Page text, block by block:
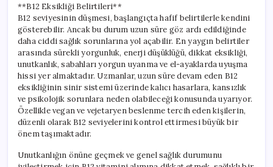
**B12 Eksikliği Belirtileri**
B12 seviyesinin düşmesi, başlangıçta hafif belirtilerle kendini
gösterebilir. Ancak bu durum uzun süre göz ardı edildiğinde
daha ciddi sağlık sorunlarına yol açabilir. En yaygın belirtiler
arasında sürekli yorgunluk, enerji düşüklüğü, dikkat eksikliği,
unutkanlık, sabahları yorgun uyanma ve el-ayaklarda uyuşma
hissi yer almaktadır. Uzmanlar, uzun süre devam eden B12
eksikliğinin sinir sistemi üzerinde kalıcı hasarlara, kansızlık
ve psikolojik sorunlara neden olabileceği konusunda uyarıyor.
Özellikle vegan ve vejetaryen beslenme tercih eden kişilerin,
düzenli olarak B12 seviyelerini kontrol ettirmesi büyük bir
önem taşımaktadır.
Unutkanlığın önüne geçmek ve genel sağlık durumunu